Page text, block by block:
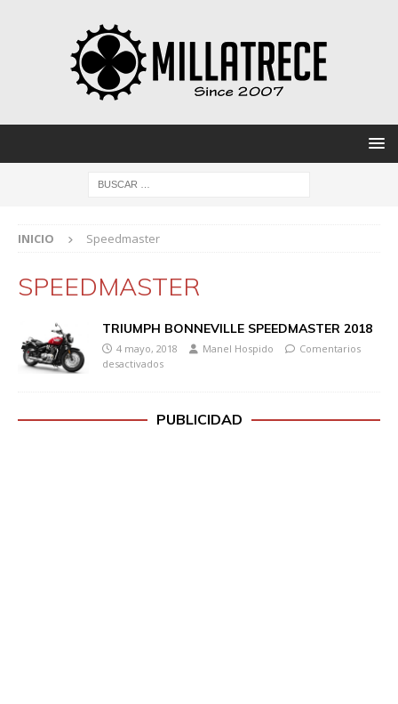
INICIO Speedmaster
SPEEDMASTER
TRIUMPH BONNEVILLE SPEEDMASTER 2018
4 mayo, 2018 Manel Hospido
Comentarios
desactivados
PUBLICIDAD